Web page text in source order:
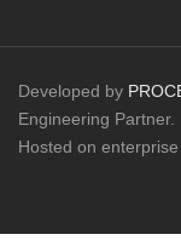
Developed by
Engineering Partner.
Hosted on